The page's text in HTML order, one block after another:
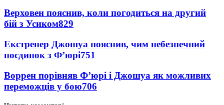
Верховен пояснив, коли погодиться на другий
бій з Усиком829
Екстренер Джошуа пояснив, чим небезпечний
поєдинок з Ф’юрі751
Воррен порівняв Ф’юрі і Джошуа як можливих
переможців у бою706